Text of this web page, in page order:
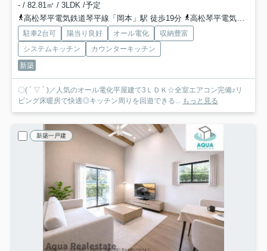
- / 82.81㎡ / 3LDK /予定
高松琴平電気鉄道琴平線「岡本」駅 徒歩19分
高松琴平電気鉄道琴平線「円座」駅 徒歩27分
駐車2台可 陽当り良好 オール電化
収納豊富
システムキッチン
カウンターキッチン
新築
〇( ´ ▽ ` )／人気のオール電化平屋建て3ＬＤＫ☆全室エアコン完備♪リ
ビング床暖房で快適◎キッチン周りを回遊できる... もっと見る
新築一戸建